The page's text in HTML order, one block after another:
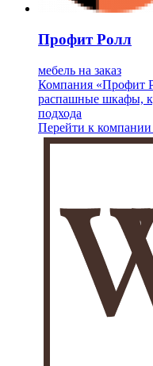
Профит Ролл
мебель на заказ
Компания «Профит
распашные шкафы,
подхода
Перейти к